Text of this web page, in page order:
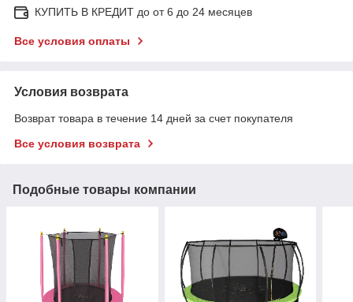
КУПИТЬ В КРЕДИТ до от 6 до 24 месяцев
Все условия оплаты
Условия возврата
Возврат товара в течение 14 дней за счет покупателя
Все условия возврата
Подобные товары компании